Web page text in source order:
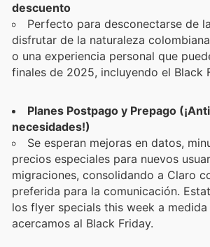
descuento
Perfecto para desconectarse de
disfrutar de la naturaleza
o una experiencia personal que
finales de 2025, incluyendo el Black
Planes Postpago y Prepago
necesidades!)
Se esperan mejoras en datos,
precios especiales para nuevos
migraciones, consolidando a Claro
preferida para la comunicación.
los flyer specials this week a medida
acercamos al Black Friday.